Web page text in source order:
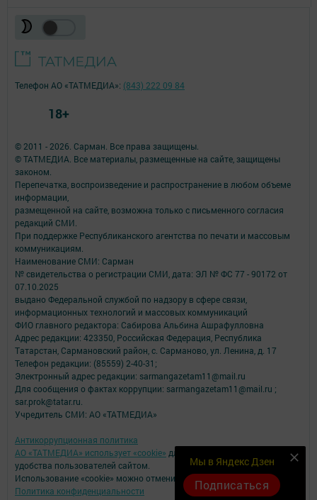
Мы в Яндекс Дзен
Подписаться
© 2011 - 2026. Сарман. Все права защищены.
© ТАТМЕДИА. Все материалы, размещенные на сайте, защищены
законом.
Перепечатка, воспроизведение и распространение в любом объеме
информации,
размещенной на сайте, возможна только с письменного согласия
редакций СМИ.
При поддержке Республиканского агентства по печати и массовым
коммуникациям.
Наименование СМИ: Сарман
№ свидетельства о регистрации СМИ, дата: ЭЛ № ФС 77 - 90172 от
07.10.2025
выдано Федеральной службой по надзору в сфере связи,
информационных технологий и массовых коммуникаций
ФИО главного редактора: Сабирова Альбина Ашрафулловна
Адрес редакции: 423350, Российская Федерация, Республика
Татарстан, Сармановский район, с. Сарманово, ул. Ленина, д. 17
Телефон редакции: (85559) 2-40-31;
Электронный адрес редакции: sarmangazetam11@mail.ru
Для сообщения о фактах коррупции: sarmangazetam11@mail.ru ;
sar.prok@tatar.ru.
Учредитель СМИ: АО «ТАТМЕДИА»
Антикоррупционная политика
АО «ТАТМЕДИА» использует «cookie» для персонализации сервисов и
удобства пользователей сайтом.
Использование «cookie» можно отменить в настройках браузера.
Политика конфиденциальности
Телефон АО «ТАТМЕДИА»: (843) 222 09 84
18+